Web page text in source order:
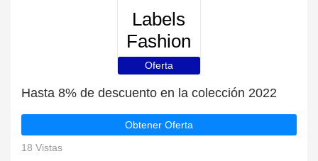
Labels
Fashion
Oferta
Hasta 8% de descuento en la colección 2022
Obtener Oferta
18 Vistas